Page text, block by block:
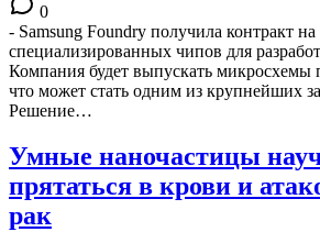
0
- Samsung Foundry получила контракт
специализированных чипов для
Компания будет выпускать микросхемы
что может стать одним из крупнейших
Решение…
Умные наночастицы
прятаться в крови и
рак